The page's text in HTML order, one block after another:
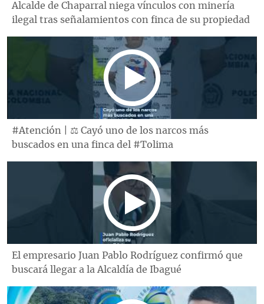
Alcalde de Chaparral niega vínculos con minería
ilegal tras señalamientos con finca de su propiedad
#Atención | ⚖️ Cayó uno de los narcos más
buscados en una finca del #Tolima
El empresario Juan Pablo Rodríguez confirmó que
buscará llegar a la Alcaldía de Ibagué